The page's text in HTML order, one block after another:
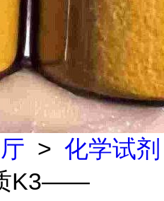
> 化学试剂
K3——